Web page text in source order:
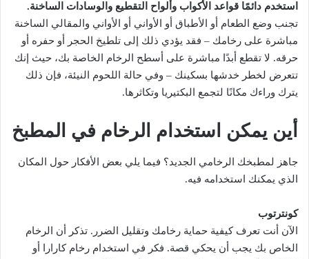
استخدم دائمًا قواعد الأكواب وألواح التقطيع والوسادات الساخنة.
تجنب وضع الطعام أو الأطباق أو الأواني أو الأواني والمقالي الساخنة
مباشرة على رخامك – فقد يؤدي ذلك إلى تلطيخ الحجر أو حفره أو
حرقه. لا تقطع أبدًا مباشرة على أسطح الرخام الخاصة بك، حيث إنك
تتعرض لخطر خدشها بسكينك – وفي حالة اللحوم النيئة، فإن ذلك
يترك وراءك مكانًا لتجمع البكتيريا وتكاثرها.
أين يمكن استخدام الرخام في المطبخ
جاهز لمطبخك الرخامي الجديد؟ فيما يلي بعض الأفكار حول المكان
الذي يمكنك استخدامه فيه.
كونترتوب
الآن أنت تعرف كيفية حماية رخامك وتقليل الضرر. تذكر أن الرخام
الخاص بك يجب أن يحكي قصة. فكر في استخدام رخام كارارا أو